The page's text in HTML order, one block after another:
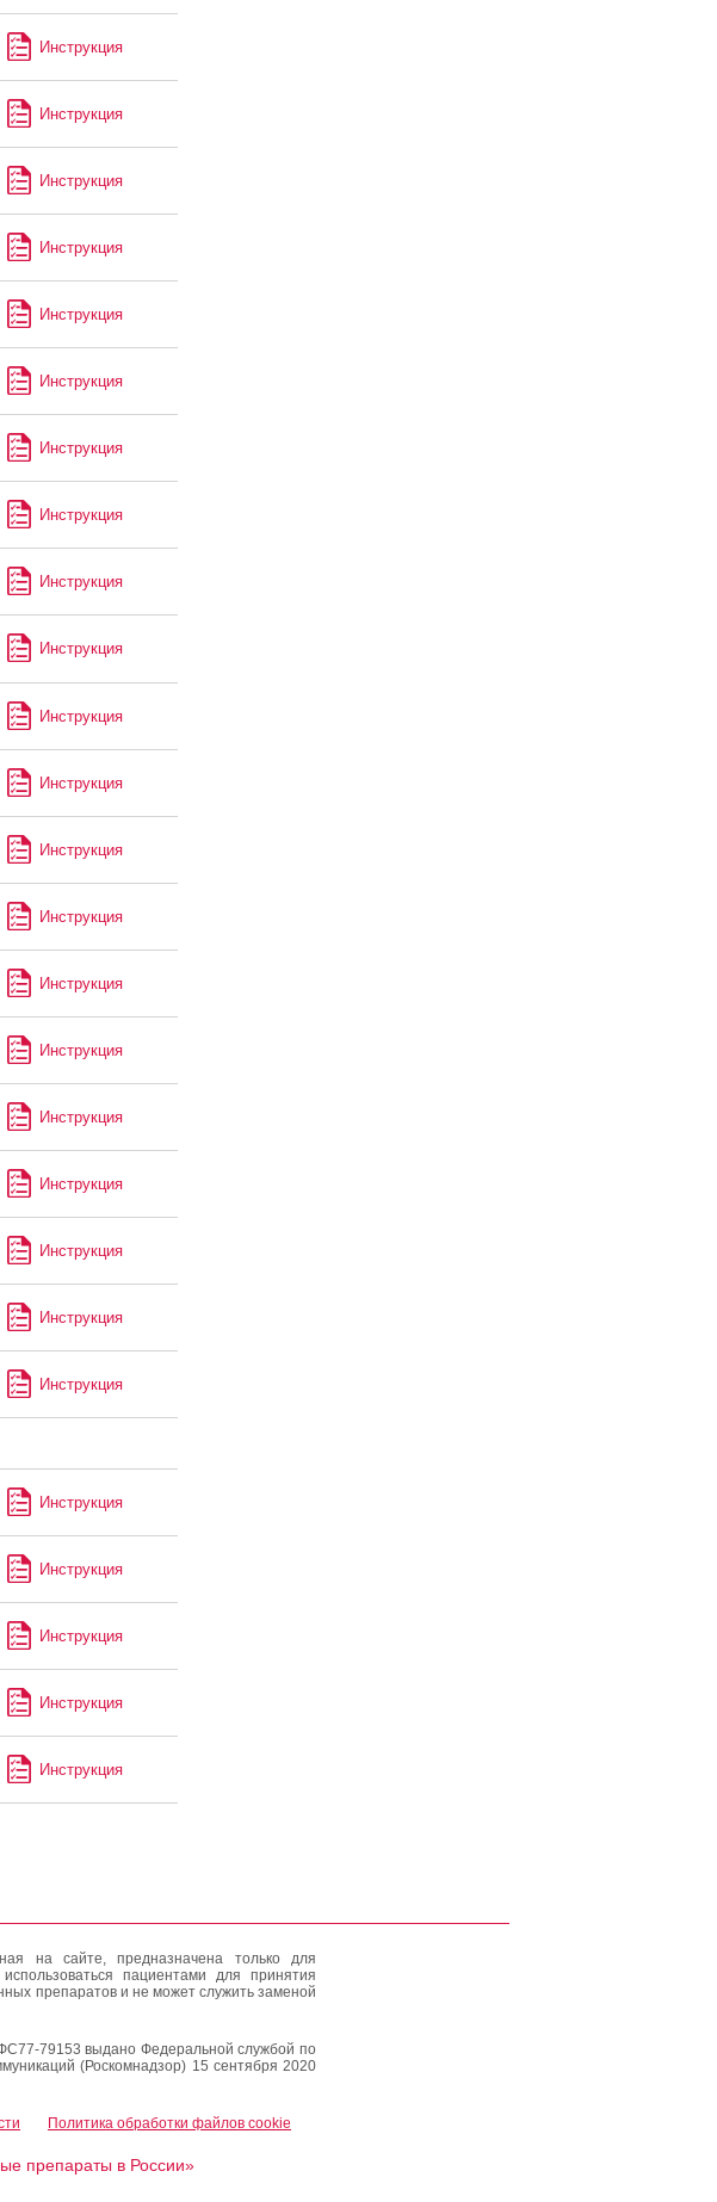
Инструкция
Инструкция
Инструкция
Инструкция
Инструкция
Инструкция
Инструкция
Инструкция
Инструкция
Инструкция
Инструкция
Инструкция
Инструкция
Инструкция
Инструкция
Инструкция
Инструкция
Инструкция
Инструкция
Инструкция
Инструкция
Инструкция
Инструкция
Инструкция
Инструкция
Инструкция
на сайте, предназначена только для
пациентами для принятия
препаратов и не может служить заменой
79153 выдано Федеральной службой по
(Роскомнадзор) 15 сентября 2020
Политика обработки файлов cookie
препараты в России»